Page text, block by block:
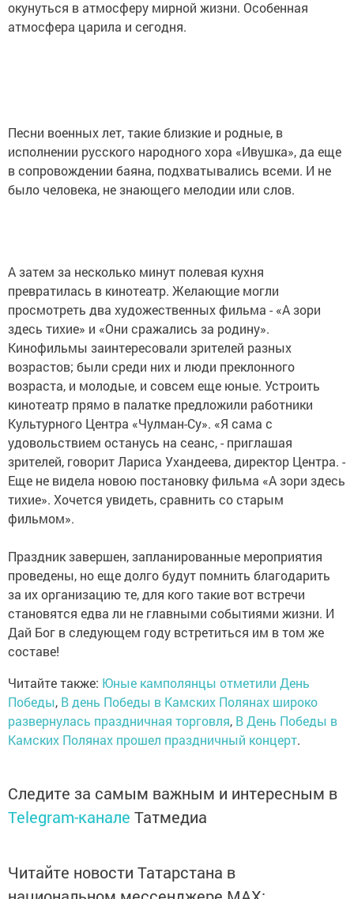
окунуться в атмосферу мирной жизни. Особенная
атмосфера царила и сегодня.
Песни военных лет, такие близкие и родные, в
исполнении русского народного хора «Ивушка», да еще
в сопровождении баяна, подхватывались всеми. И не
было человека, не знающего мелодии или слов.
А затем за несколько минут полевая кухня
превратилась в кинотеатр. Желающие могли
просмотреть два художественных фильма - «А зори
здесь тихие» и «Они сражались за родину».
Кинофильмы заинтересовали зрителей разных
возрастов; были среди них и люди преклонного
возраста, и молодые, и совсем еще юные. Устроить
кинотеатр прямо в палатке предложили работники
Культурного Центра «Чулман-Су». «Я сама с
удовольствием останусь на сеанс, - приглашая
зрителей, говорит Лариса Ухандеева, директор Центра. -
Еще не видела новою постановку фильма «А зори здесь
тихие». Хочется увидеть, сравнить со старым
фильмом».
Праздник завершен, запланированные мероприятия
проведены, но еще долго будут помнить благодарить
за их организацию те, для кого такие вот встречи
становятся едва ли не главными событиями жизни. И
Дай Бог в следующем году встретиться им в том же
составе!
Читайте также: Юные камполянцы отметили День
Победы, В день Победы в Камских Полянах широко
развернулась праздничная торговля, В День Победы в
Камских Полянах прошел праздничный концерт.
Следите за самым важным и интересным в
Telegram-канале Татмедиа
Читайте новости Татарстана в